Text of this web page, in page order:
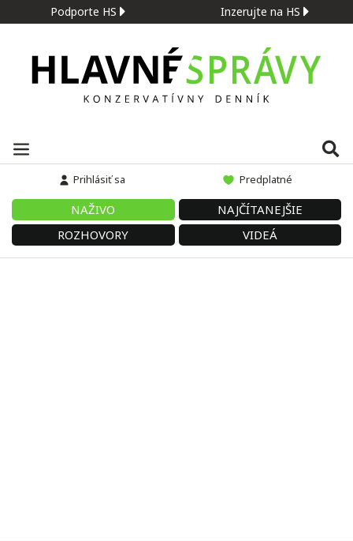
Podporte HS Inzerujte na HS
Prihlásiť sa Predplatné
NAŽIVO
NAJČÍTANEJŠIE
ROZHOVORY
VIDEÁ